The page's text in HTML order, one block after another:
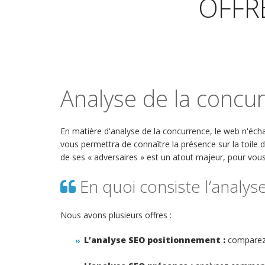
Analyse de la
En matière d'analyse de la concurrence, le web
vous permettra de connaître la présence sur la
de ses « adversaires » est un atout majeur, pour
En quoi consiste
Nous avons plusieurs offres :
L’analyse SEO positionnement :